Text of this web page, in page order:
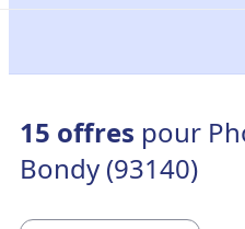
15 offres pour
Bondy (93140)